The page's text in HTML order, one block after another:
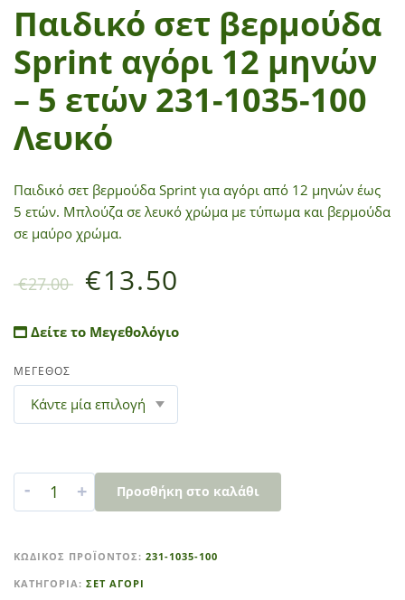
Παιδικό σετ βερμούδα
Sprint αγόρι 12 μηνών
– 5 ετών 231-1035-100
Λευκό
Παιδικό σετ βερμούδα Sprint για αγόρι από 12 μηνών έως
5 ετών. Μπλούζα σε λευκό χρώμα με τύπωμα και βερμούδα
σε μαύρο χρώμα.
€27.00 €13.50
Δείτε το Μεγεθολόγιο
ΜΕΓΕΘΟΣ
- + Προσθήκη στο καλάθι
t
e
ΚΩΔΙΚΌΣ ΠΡΟΪΌΝΤΟΣ: 231-1035-100
ΚΑΤΗΓΟΡΊΑ: ΣΕΤ ΑΓΟΡΙ